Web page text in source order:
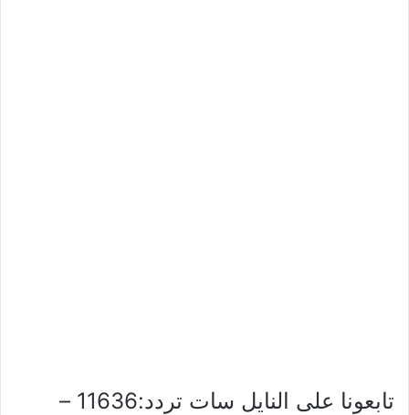
تابعونا على النايل سات تردد:11636 –